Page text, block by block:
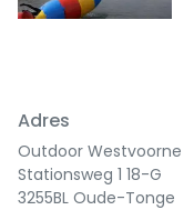
Adres
Outdoor Westvoorne
Stationsweg 1 18-G
3255BL Oude-Tonge